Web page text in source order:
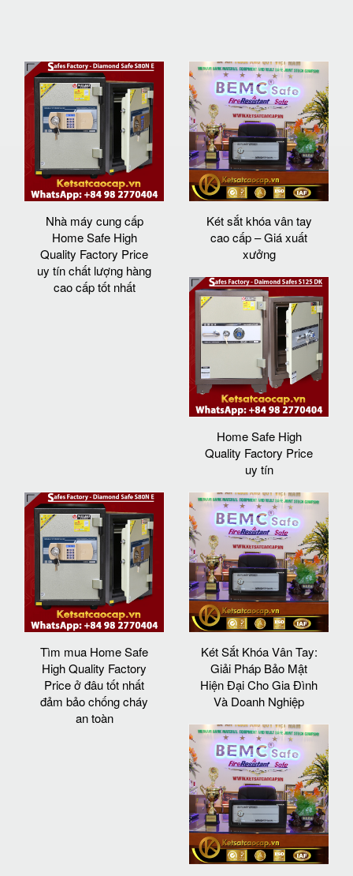
Nhà máy cung cấp
Home Safe High
Quality Factory Price
uy tín chất lượng hàng
cao cấp tốt nhất
Két sắt khóa vân tay
cao cấp – Giá xuất
xưởng
Home Safe High
Quality Factory Price
uy tín
Tìm mua Home Safe
High Quality Factory
Price ở đâu tốt nhất
đảm bảo chống cháy
an toàn
Két Sắt Khóa Vân Tay:
Giải Pháp Bảo Mật
Hiện Đại Cho Gia Đình
Và Doanh Nghiệp